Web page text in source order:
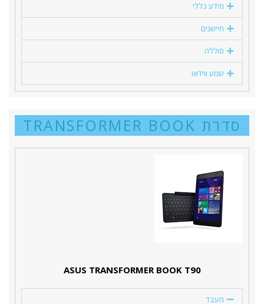
מידע כללי
חיישנים
סוללה
שמע ווידאו
סדרת TRANSFORMER BOOK
ASUS TRANSFORMER BOOK T90
מעבד